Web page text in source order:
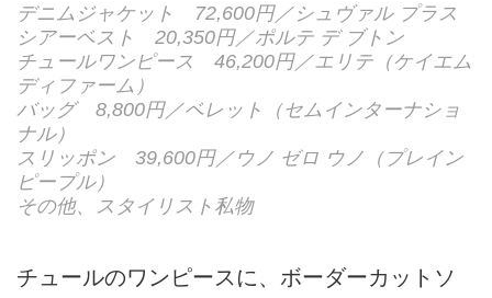
デニムジャケット 72,600円／シュヴァル プラス
シアーベスト 20,350円／ポルテ デ ブトン
チュールワンピース 46,200円／エリテ（ケイエム
ディファーム）
バッグ 8,800円／ベレット（セムインターナショ
ナル）
スリッポン 39,600円／ウノ ゼロ ウノ（プレイン
ピープル）
その他、スタイリスト私物
チュールのワンピースに、ボーダーカットソ